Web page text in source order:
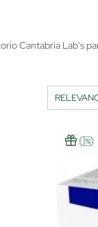
Cantabria Lab's